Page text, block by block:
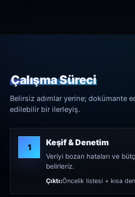
Çalışma Süreci
Belirsiz adımlar yerine; dokümante
edilebilir bir ilerleyiş.
1 Keşif & Denetim
Veriyi bozan hataları ve
belirleriz.
Çıktı:Öncelik listesi + kısa